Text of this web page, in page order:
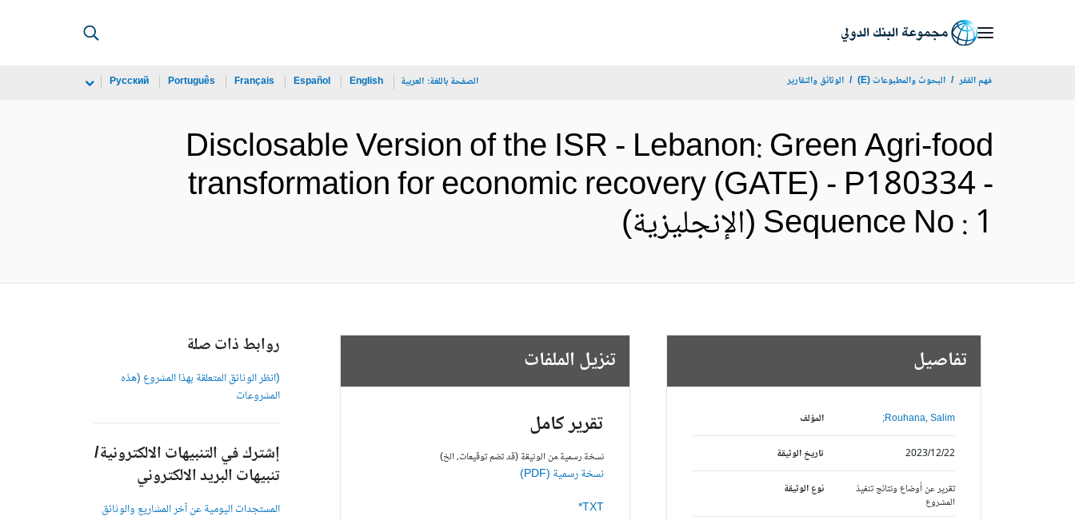
فهم الفقر البحوث والمطبوعات (E) الوثائق والتقارير الصفحة باللغة: العربية English
Español
Français
Português
Русский
Disclosable Version of the ISR - Lebanon: Green Agri-food
transformation for economic recovery (GATE) - P180334 -
Sequence No : 1 (الإنجليزية)
تفاصيل
المؤلف Rouhana, Salim;
تاريخ الوثيقة 2023/12/22
نوع الوثيقة
تقرير عن أوضاع ونتائج تنفيذ
المشروع
تنزيل الملفات
تقرير كامل
نسخة رسمية من الوثيقة (قد تضم توقيعات، الخ)
نسخة رسمية (PDF)
TXT*
روابط ذات صلة
(انظر الوثائق المتعلقة بهذا المشروع (هذه
المشروعات
إشترك في التنبيهات الالكترونية/
تنبيهات البريد الالكتروني
المستجدات اليومية عن آخر المشاريع والوثائق